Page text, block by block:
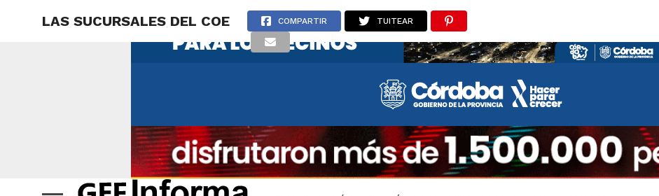
LAS SUCURSALES DEL COE COMPARTIR TUITEAR